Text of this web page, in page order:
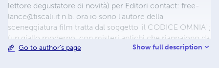
lettore degustatore di novità) per Editori contact: free-
lance@tiscali.it n.b. ora io sono l'autore della
sceneggiatura film tratta dal soggetto 'il CODICE OMNIA' ;
(un giallo moderno, con misteri antichi che riappaiono da
una scoperta archeologica , mentre il percorso dei
Go to author's page Show full description